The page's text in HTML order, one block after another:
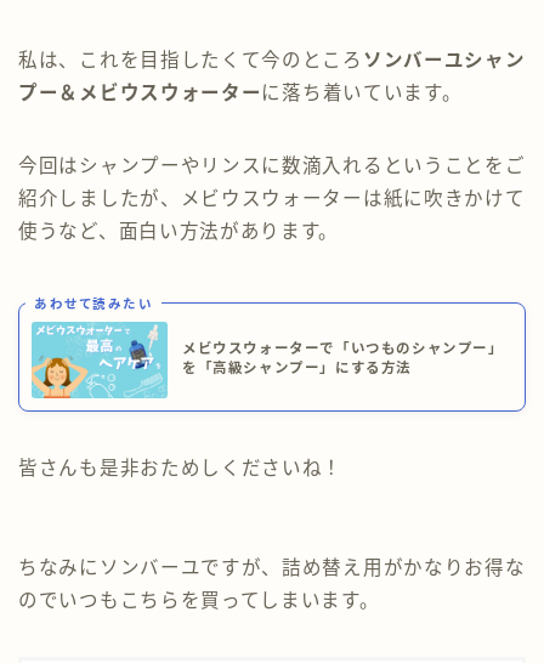
私は、これを目指したくて今のところ ソンバーユシャン
プー＆メビウスウォーター に落ち着いています。
今回はシャンプーやリンスに数滴入れるということをご
紹介しましたが、メビウスウォーターは紙に吹きかけて
使うなど、面白い方法があります。
あわせて読みたい
メビウスウォーターで「いつものシャンプー」
を「高級シャンプー」にする方法
皆さんも是非おためしくださいね！
ちなみにソンバーユですが、詰め替え用がかなりお得な
のでいつもこちらを買ってしまいます。